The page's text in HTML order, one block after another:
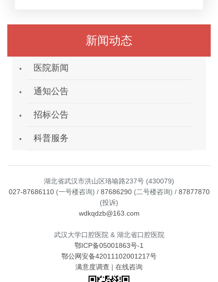
新闻动态
医院新闻
通知公告
招标公告
科普服务
湖北省武汉市洪山区珞喻路237号 (430079)
027-87686110(一号楼咨询) / 87686290(二号楼咨询) / 87877870
(投诉)
wdkqdzb@163.com
武汉大学口腔医院 & 湖北省口腔医院
鄂ICP备05001863号-1
鄂公网安备42011102001217号
满意度调查 | 在线咨询